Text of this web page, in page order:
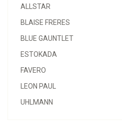
ALLSTAR
BLAISE FRERES
BLUE GAUNTLET
ESTOKADA
FAVERO
LEON PAUL
UHLMANN